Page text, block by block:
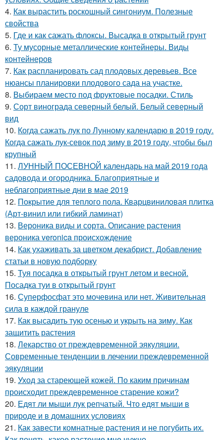
4. Как вырастить роскошный сингониум. Полезные
свойства
5. Где и как сажать флоксы. Высадка в открытый грунт
6. Ту мусорные металлические контейнеры. Виды
контейнеров
7. Как распланировать сад плодовых деревьев. Все
нюансы планировки плодового сада на участке.
8. Выбираем место под фруктовые посадки. Стиль
9. Сорт винограда северный белый. Белый северный
вид
10. Когда сажать лук по Лунному календарю в 2019 году.
Когда сажать лук-севок под зиму в 2019 году, чтобы был
крупный
11. ЛУННЫЙ ПОСЕВНОЙ календарь на май 2019 года
садовода и огородника. Благоприятные и
неблагоприятные дни в мае 2019
12. Покрытие для теплого пола. Кварцвиниловая плитка
(Арт-винил или гибкий ламинат)
13. Вероника виды и сорта. Описание растения
вероника veronica происхождение
14. Как ухаживать за цветком декабрист. Добавление
статьи в новую подборку
15. Туя посадка в открытый грунт летом и весной.
Посадка туи в открытый грунт
16. Суперфосфат это мочевина или нет. Живительная
сила в каждой грануле
17. Как высадить тую осенью и укрыть на зиму. Как
защитить растения
18. Лекарство от преждевременной эякуляции.
Современные тенденции в лечении преждевременной
эякуляции
19. Уход за стареющей кожей. По каким причинам
происходит преждевременное старение кожи?
20. Едят ли мыши лук репчатый. Что едят мыши в
природе и в домашних условиях
21. Как завести комнатные растения и не погубить их.